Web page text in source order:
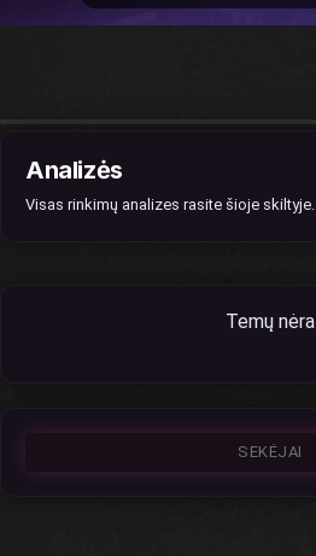
Analizės
Visas rinkimų analizes rasite šioje skiltyje.
Temų nėra
SEKĖJAI